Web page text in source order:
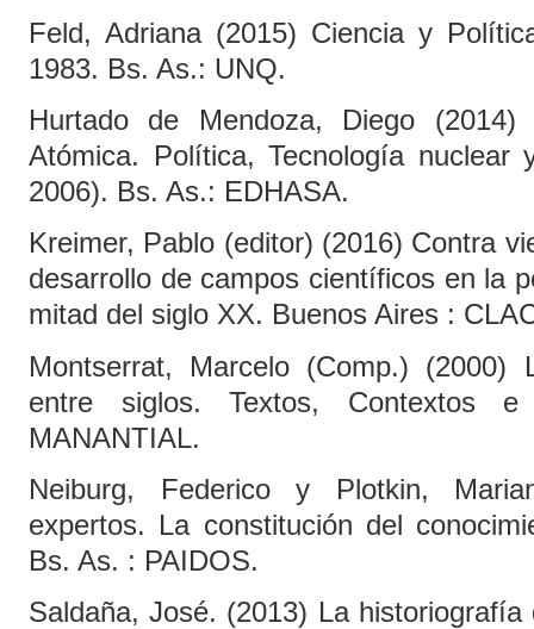
Feld, Adriana (2015) Ciencia y
1983. Bs. As.: UNQ.
Hurtado de Mendoza, Diego
Atómica. Política, Tecnología nuclear
2006). Bs. As.: EDHASA.
Kreimer, Pablo (editor) (2016) Contra
desarrollo de campos científicos en la
mitad del siglo XX. Buenos Aires :
Montserrat, Marcelo (Comp.) (2000)
entre siglos. Textos, Contextos
MANANTIAL.
Neiburg, Federico y Plotkin,
expertos. La constitución del
Bs. As. : PAIDOS.
Saldaña, José. (2013) La